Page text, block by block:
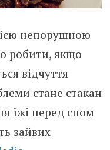
непорушною
робити, якщо
відчуття
стане стакан
їжі перед сном
зайвих